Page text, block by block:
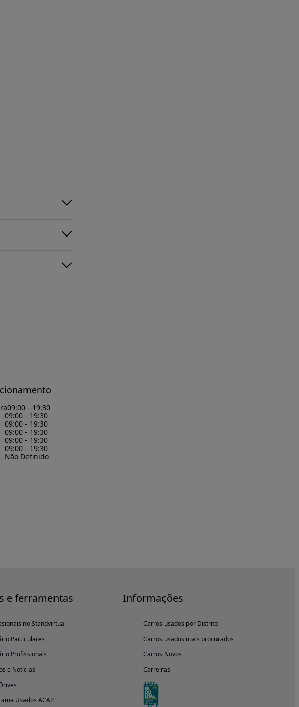
09:00 - 19:30
09:00 - 19:30
09:00 - 19:30
09:00 - 19:30
09:00 - 19:30
09:00 - 19:30
Não Definido
e ferramentas
no Standvirtual
Particulares
Profissionais
e Notícias
Usados ACAP
Informações
Carros usados por Distrito
Carros usados mais procurados
Carros Novos
Carreiras